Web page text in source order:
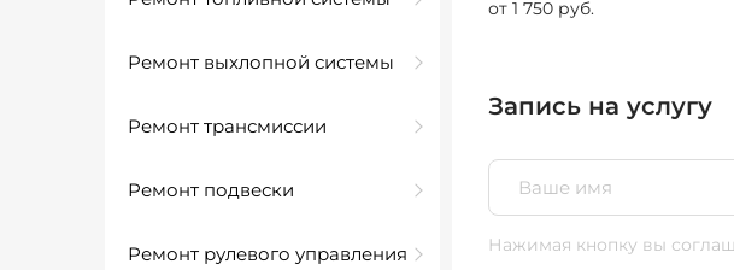
Ремонт выхлопной системы
Ремонт трансмиссии
Ремонт подвески
Ремонт рулевого управления
от 1 750 руб.
Запись на услугу
Нажимая кнопку вы